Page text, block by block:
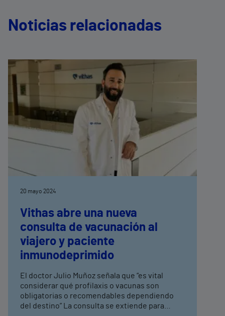
Noticias relacionadas
20 mayo 2024
Vithas abre una nueva
consulta de vacunación al
viajero y paciente
inmunodeprimido
El doctor Julio Muñoz señala que “es vital
considerar qué profilaxis o vacunas son
obligatorias o recomendables dependiendo
del destino” La consulta se extiende para